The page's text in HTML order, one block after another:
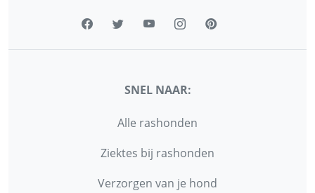
SNEL NAAR:
Alle rashonden
Ziektes bij rashonden
Verzorgen van je hond